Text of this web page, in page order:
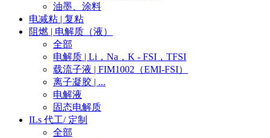
油墨、涂料
电减粘 | 复粘
阻燃 | 电解质（液）
全部
电解质 | Li，Na，K - FSI，TFSI
载流子液 | FIM1002（EMI-FSI）
离子凝胶 | ...
电解液
固态电解质
ILs 代工/ 定制
全部